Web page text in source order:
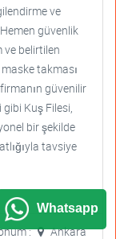
ve
güvenlik
ve belirtilen
takması
güvenilir
Kuş Filesi,
bir şekilde
tavsiye
: Ankara
Whatsapp